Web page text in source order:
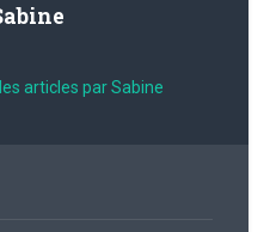
articles par Sabine